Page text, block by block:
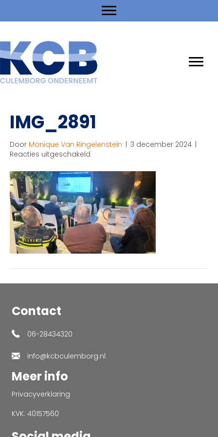
IMG_2891
Door Monique Van Ringelenstein | 3 december 2024 |
Reacties uitgeschakeld
Contact
06-28434320
info@kcbculemborg.nl
Meer info
Privacyverklaring
KVK: 40157560